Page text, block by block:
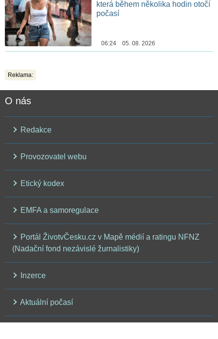
která během několika hodin otočí
počasí
06:24 05. 08. 2026
Reklama:
O nás
Redakce
Provozovatel webu
Etický kodex
EMFA a samoregulace
Portál ŽivotvČesku.cz v Mapě médií a ratingu NFNZ
(Nadační fond nezávislé žurnalistiky)
Inzerce
Aktuální počasí